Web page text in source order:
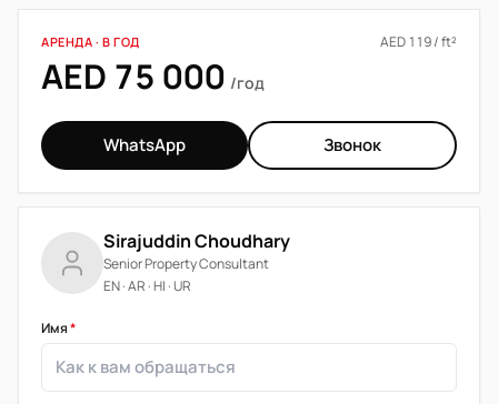
АРЕНДА · В ГОД AED 119 / ft²
AED 75 000 /год
WhatsApp Звонок
Sirajuddin Choudhary
Senior Property Consultant
EN · AR · HI · UR
Имя*